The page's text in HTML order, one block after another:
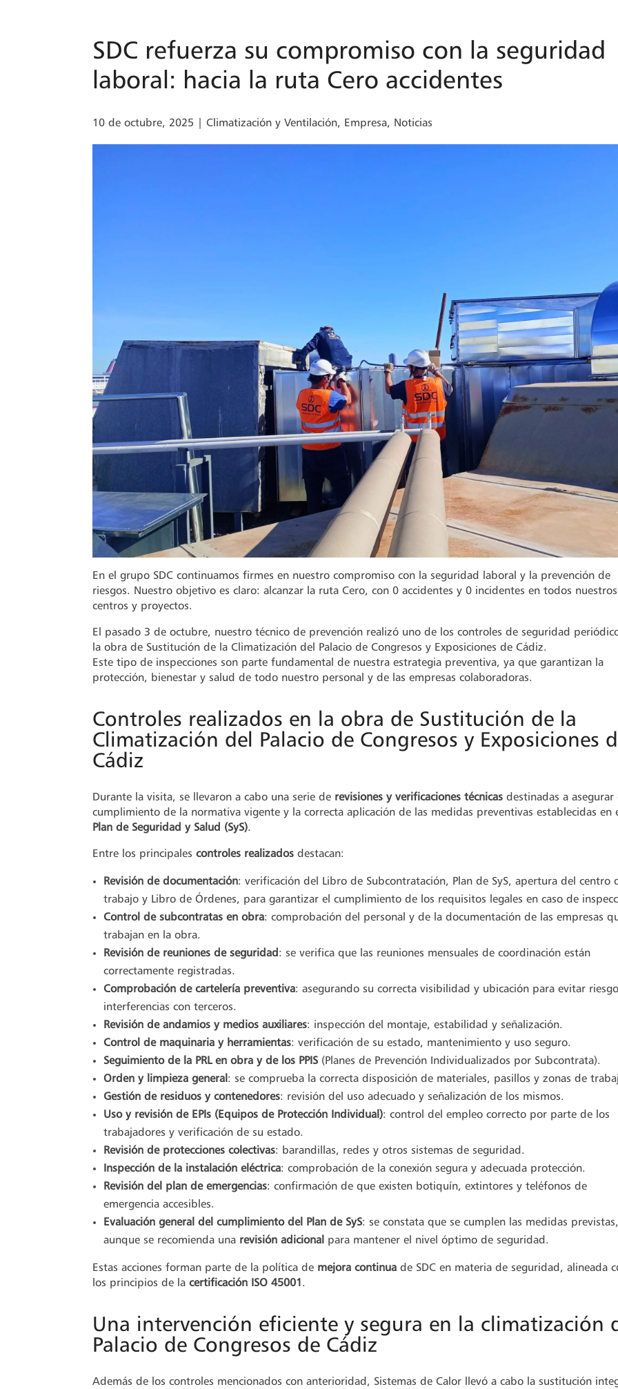
SDC refuerza su compromiso con la seguridad
laboral: hacia la ruta Cero accidentes
10 de octubre, 2025 |Climatización y Ventilación, Empresa, Noticias
En el grupo SDC continuamos firmes en nuestro compromiso con la seguridad laboral y la prevención de
riesgos. Nuestro objetivo es claro: alcanzar la ruta Cero, con 0 accidentes y 0 incidentes en todos nuestros
centros y proyectos.
El pasado 3 de octubre, nuestro técnico de prevención realizó uno de los controles de seguridad
la obra de Sustitución de la Climatización del Palacio de Congresos y Exposiciones de Cádiz.
Este tipo de inspecciones son parte fundamental de nuestra estrategia preventiva, ya que garantizan la
protección, bienestar y salud de todo nuestro personal y de las empresas colaboradoras.
Controles realizados en la obra de Sustitución de la
Climatización del Palacio de Congresos y Exposiciones
Cádiz
Durante la visita, se llevaron a cabo una serie de revisiones y verificaciones técnicas destinadas a asegurar
cumplimiento de la normativa vigente y la correcta aplicación de las medidas preventivas establecidas en
Plan de Seguridad y Salud (SyS).
Entre los principalescontroles realizados destacan:
Revisión de documentación: verificación del Libro de Subcontratación, Plan de SyS, apertura del centro
trabajo y Libro de Órdenes, para garantizar el cumplimiento de los requisitos legales en caso de
Control de subcontratas en obra: comprobación del personal y de la documentación de las empresas
trabajan en la obra.
Revisión de reuniones de seguridad : se verifica que las reuniones mensuales de coordinación están
correctamente registradas.
Comprobación de cartelería preventiva: asegurando su correcta visibilidad y ubicación para evitar
interferencias con terceros.
Revisión de andamios y medios auxiliares: inspección del montaje, estabilidad y señalización.
Control de maquinaria y herramientas: verificación de su estado, mantenimiento y uso seguro.
Seguimiento de la PRL en obra y de los PPIS(Planes de Prevención Individualizados por Subcontrata).
Orden y limpieza general : se comprueba la correcta disposición de materiales, pasillos y zonas de
Gestión de residuos y contenedores: revisión del uso adecuado y señalización de los mismos.
Uso y revisión de EPIs (Equipos de Protección Individual): control del empleo correcto por parte de los
trabajadores y verificación de su estado.
Revisión de protecciones colectivas: barandillas, redes y otros sistemas de seguridad.
Inspección de la instalación eléctrica: comprobación de la conexión segura y adecuada protección.
Revisión del plan de emergencias: confirmación de que existen botiquín, extintores y teléfonos de
emergencia accesibles.
Evaluación general del cumplimiento del Plan de SyS: se constata que se cumplen las medidas previstas,
aunque se recomienda una revisión adicional para mantener el nivel óptimo de seguridad.
Estas acciones forman parte de la política de mejora continua de SDC en materia de seguridad, alineada
los principios de lacertificación ISO 45001 .
Una intervención eficiente y segura en la climatización
Palacio de Congresos de Cádiz
Además de los controles mencionados con anterioridad, Sistemas de Calor llevó a cabo la sustitución